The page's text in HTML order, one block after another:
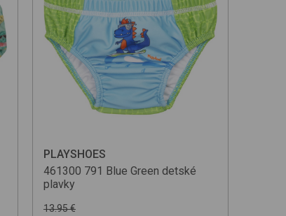
PLAYSHOES
461300 791 Blue Green detské
plavky
13.95 €